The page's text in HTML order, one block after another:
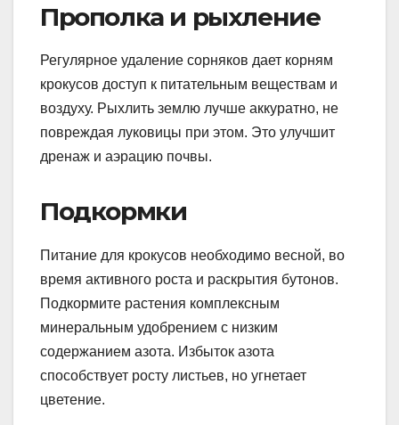
Прополка и рыхление
Регулярное удаление сорняков дает корням
крокусов доступ к питательным веществам и
воздуху. Рыхлить землю лучше аккуратно, не
повреждая луковицы при этом. Это улучшит
дренаж и аэрацию почвы.
Подкормки
Питание для крокусов необходимо весной, во
время активного роста и раскрытия бутонов.
Подкормите растения комплексным
минеральным удобрением с низким
содержанием азота. Избыток азота
способствует росту листьев, но угнетает
цветение.